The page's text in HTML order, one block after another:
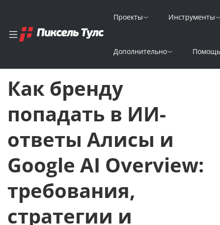
Проекты Инструменты
Дополнительно Помощь
Как бренду
попадать в ИИ-
ответы Алисы и
Google AI Overview:
требования,
стратегии и